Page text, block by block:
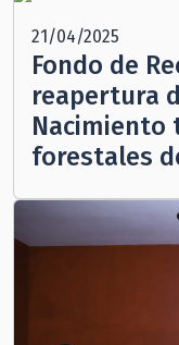
21/04/2025
Fondo de
reapertura
Nacimiento
forestales